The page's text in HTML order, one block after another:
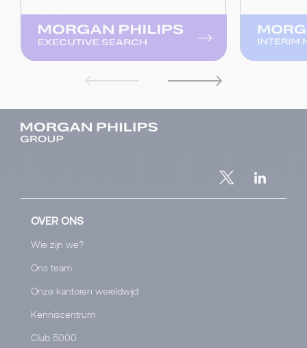
OVER ONS
Wie zijn we?
Ons team
Onze kantoren wereldwijd
Kenniscentrum
Club 5000